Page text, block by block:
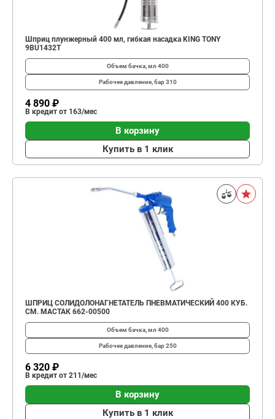
Шприц плунжерный 400 мл, гибкая насадка KING TONY
9BU1432T
Объем бачка, мл 400
Рабочее давление, бар310
4 890 ₽
В кредит от 163/мес
В корзину
Купить в 1 клик
ШПРИЦ СОЛИДОЛОНАГНЕТАТЕЛЬ ПНЕВМАТИЧЕСКИЙ 400 КУБ.
СМ. МАСТАК 662-00500
Объем бачка, мл 400
Рабочее давление, бар250
6 320 ₽
В кредит от 211/мес
В корзину
Купить в 1 клик